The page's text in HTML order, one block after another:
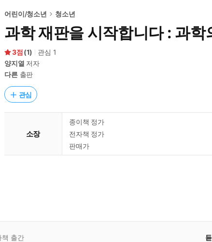
어린이/청소년 청소년
과학 재판을 시작합니다 : 과
3 (1) 관심 1
양지열 저자
다른출판
관심
소장
종이책 정가
전자책 정가
판매가
책 출간